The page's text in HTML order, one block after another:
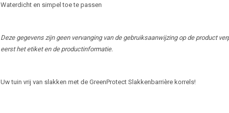
Waterdicht en simpel toe te passen
Deze gegevens zijn geen vervanging van de gebruiksaanwijzing op de product
eerst het etiket en de productinformatie.
Uw tuin vrij van slakken met de GreenProtect Slakkenbarrière korrels!